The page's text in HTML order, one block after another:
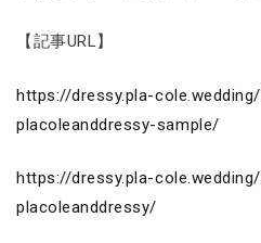
【記事URL】
https://dressy.pla-
placoleanddressy-sample/
https://dressy.pla-
placoleanddressy/